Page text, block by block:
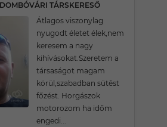
TÁRSKERESŐ
Átlagos viszonylag
nyugodt életet élek,nem
keresem a nagy
kihívásokat.Szeretem a
társaságot magam
körül,szabadban sütêst
főzést. Horgászok
motorozom ha időm
engedi...